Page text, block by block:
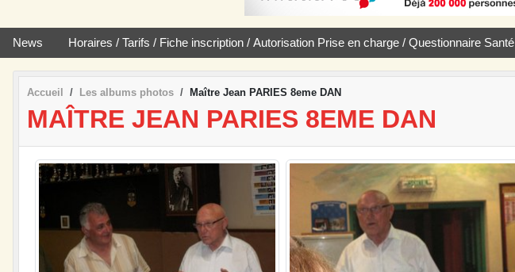
News Horaires / Tarifs / Fiche inscription / Autorisation Prise en charge / Questionnaire Santé
Accueil Les albums photos Maître Jean PARIES 8eme DAN
MAÎTRE JEAN PARIES 8EME DAN